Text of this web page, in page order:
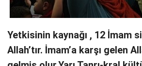
Yetkisinin kaynağı , 12 İmam
Allah’tır. İmam’a karşı gelen